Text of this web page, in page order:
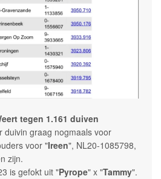
tegen 1.161 duiven
duivin graag nogmaals voor
voor "Ireen", NL20-1085798,
zijn.
is gefokt uit "Pyrope" x "Tammy".